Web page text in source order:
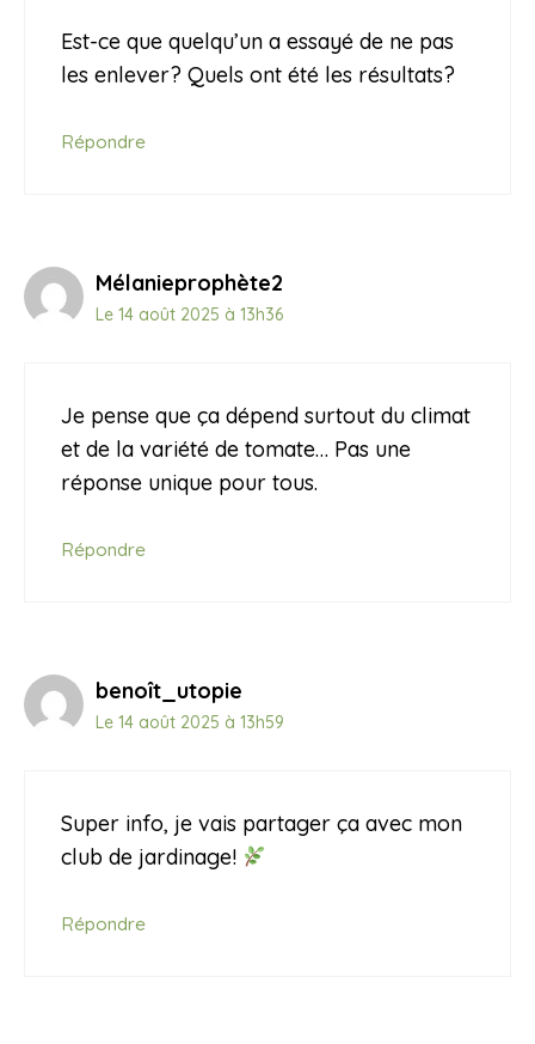
Est-ce que quelqu’un a essayé de ne pas
les enlever? Quels ont été les résultats?
Répondre
Mélanieprophète2
Le 14 août 2025 à 13h36
Je pense que ça dépend surtout du climat
et de la variété de tomate… Pas une
réponse unique pour tous.
Répondre
benoît_utopie
Le 14 août 2025 à 13h59
Super info, je vais partager ça avec mon
club de jardinage!
Répondre